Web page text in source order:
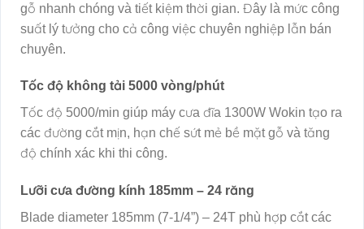
gỗ nhanh chóng và tiết kiệm thời gian. Đây là mức công
suất lý tưởng cho cả công việc chuyên nghiệp lẫn bán
chuyên.
Tốc độ không tải 5000 vòng/phút
Tốc độ 5000/min giúp máy cưa đĩa 1300W Wokin tạo ra
các đường cắt mịn, hạn chế sứt mẻ bề mặt gỗ và tăng
độ chính xác khi thi công.
Lưỡi cưa đường kính 185mm – 24 răng
Blade diameter 185mm (7-1/4”) – 24T phù hợp cắt các